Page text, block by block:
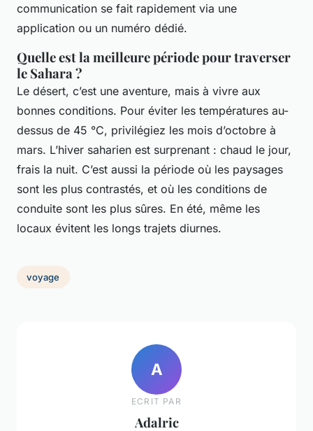
communication se fait rapidement via une
application ou un numéro dédié.
Quelle est la meilleure période pour traverser
le Sahara ?
Le désert, c’est une aventure, mais à vivre aux
bonnes conditions. Pour éviter les températures au-
dessus de 45 °C, privilégiez les mois d’octobre à
mars. L’hiver saharien est surprenant : chaud le jour,
frais la nuit. C’est aussi la période où les paysages
sont les plus contrastés, et où les conditions de
conduite sont les plus sûres. En été, même les
locaux évitent les longs trajets diurnes.
voyage
A
ECRIT PAR
Adalric